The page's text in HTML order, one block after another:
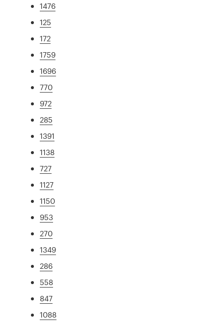
1476
125
172
1759
1696
770
972
285
1391
1138
727
1127
1150
953
270
1349
286
558
847
1088